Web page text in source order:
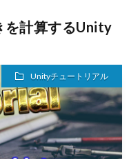
を計算するUnity
Unityチュートリアル